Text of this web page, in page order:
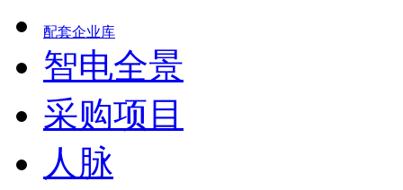
配套企业库
智电全景
采购项目
人脉